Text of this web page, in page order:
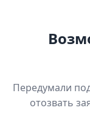
Передумали
отозвать